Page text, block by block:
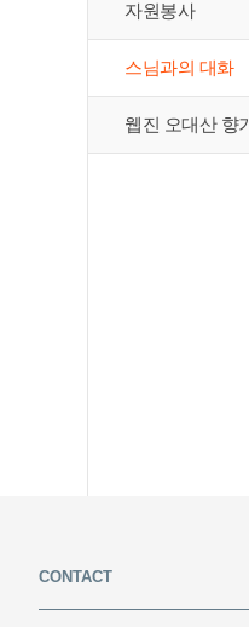
자원봉사
스님과의 대화
웹진 오대산 향기
CONTACT